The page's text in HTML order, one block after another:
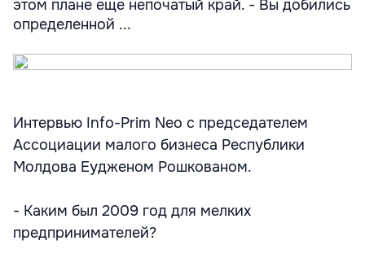
этом плане еще непочатый край. - Вы добились
определенной ...
Интервью Info-Prim Neo с председателем
Ассоциации малого бизнеса Республики
Молдова Еудженом Рошкованом.
- Каким был 2009 год для мелких
предпринимателей?